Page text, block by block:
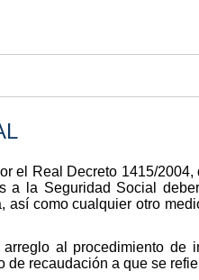
el Real Decreto 1415/
la Seguridad Social
como cualquier otro
al procedimiento de
de recaudación a que se